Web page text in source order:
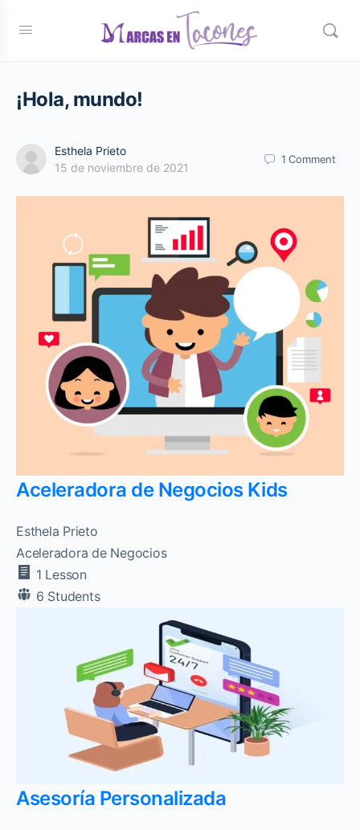
¡Hola, mundo!
Esthela Prieto
15 de noviembre de 2021
1Comment
Aceleradora de Negocios Kids
Esthela Prieto
Aceleradora de Negocios
1 Lesson
6 Students
Asesoría Personalizada